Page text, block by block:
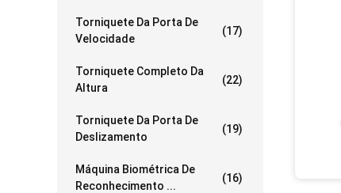
Torniquete Da Porta De
Velocidade
(17)
Torniquete Completo Da
Altura
(22)
Torniquete Da Porta De
Deslizamento
(19)
Máquina Biométrica De
Reconhecimento ...
(16)